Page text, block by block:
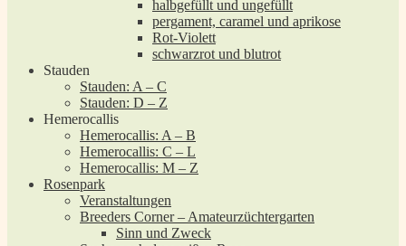
halbgefüllt und ungefüllt
pergament, caramel und aprikose
Rot-Violett
schwarzrot und blutrot
Stauden
Stauden: A – C
Stauden: D – Z
Hemerocallis
Hemerocallis: A – B
Hemerocallis: C – L
Hemerocallis: M – Z
Rosenpark
Veranstaltungen
Breeders Corner – Amateurzüchtergarten
Sinn und Zweck